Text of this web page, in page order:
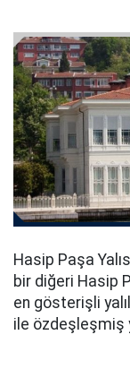
Hasip Paşa
bir diğeri Hasip
en gösterişli
ile özdeşleşmiş